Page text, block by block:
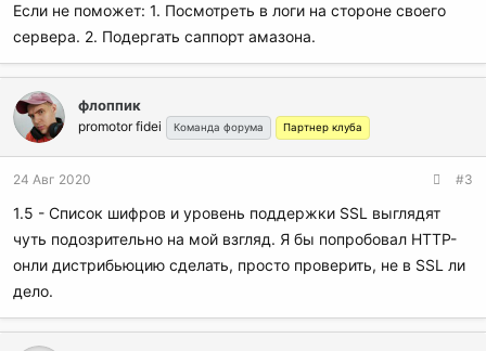
Если не поможет: 1. Посмотреть в логи на стороне своего
сервера. 2. Подергать саппорт амазона.
флоппик
promotor fidei Команда форума Партнер клуба
24 Авг 2020 #3
1.5 - Список шифров и уровень поддержки SSL выглядят
чуть подозрительно на мой взгляд. Я бы попробовал HTTP-
онли дистрибьюцию сделать, просто проверить, не в SSL ли
дело.